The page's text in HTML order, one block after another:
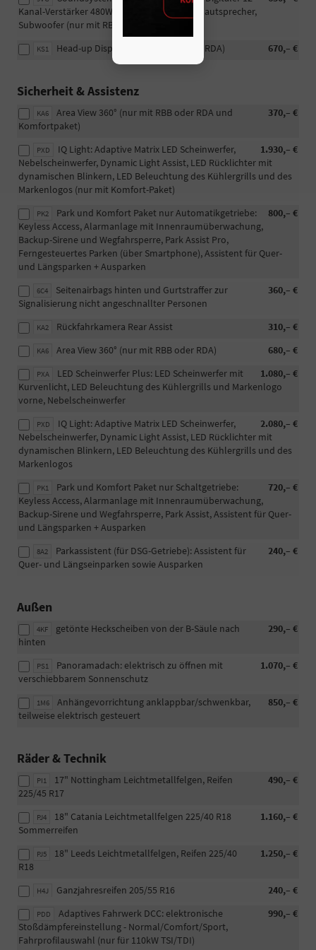
Kanal-Verstärker 480W, 8+1 Front- und Hecklautsprecher,
Subwoofer (nur mit RBB oder RDA)
KS1 670,– €
Head-up Display (nur mit RBB oder RDA)
Sicherheit & Assistenz
KA6 370,– €
Area View 360° (nur mit RBB oder RDA und
Komfortpaket)
PXD 1.930,– €
IQ Light: Adaptive Matrix LED Scheinwerfer,
Nebelscheinwerfer, Dynamic Light Assist, LED Rücklichter mit
dynamischen Blinkern, LED Beleuchtung des Kühlergrills und des
Markenlogos (nur mit Komfort-Paket)
PK2 800,– €
Park und Komfort Paket nur Automatikgetriebe:
Keyless Access, Alarmanlage mit Innenraumüberwachung,
Backup-Sirene und Wegfahrsperre, Park Assist Pro,
Ferngesteuertes Parken (über Smartphone), Assistent für Quer-
und Längsparken + Ausparken
6C4 360,– €
Seitenairbags hinten und Gurtstraffer zur
Signalisierung nicht angeschnallter Personen
KA2 310,– €
Rückfahrkamera Rear Assist
KA6 680,– €
Area View 360° (nur mit RBB oder RDA)
PXA 1.080,– €
LED Scheinwerfer Plus: LED Scheinwerfer mit
Kurvenlicht, LED Beleuchtung des Kühlergrills und Markenlogo
vorne, Nebelscheinwerfer
PXD 2.080,– €
IQ Light: Adaptive Matrix LED Scheinwerfer,
Nebelscheinwerfer, Dynamic Light Assist, LED Rücklichter mit
dynamischen Blinkern, LED Beleuchtung des Kühlergrills und des
Markenlogos
PK1 720,– €
Park und Komfort Paket nur Schaltgetriebe:
Keyless Access, Alarmanlage mit Innenraumüberwachung,
Backup-Sirene und Wegfahrsperre, Park Assist, Assistent für Quer-
und Längsparken + Ausparken
8A2 240,– €
Parkassistent (für DSG-Getriebe): Assistent für
Quer- und Längseinparken sowie Ausparken
Außen
4KF 290,– €
getönte Heckscheiben von der B-Säule nach
hinten
PS1 1.070,– €
Panoramadach: elektrisch zu öffnen mit
verschiebbarem Sonnenschutz
1M6 850,– €
Anhängevorrichtung anklappbar/schwenkbar,
teilweise elektrisch gesteuert
Räder & Technik
PI1 490,– €
17" Nottingham Leichtmetallfelgen, Reifen
225/45 R17
PJ4 1.160,– €
18" Catania Leichtmetallfelgen 225/40 R18
Sommerreifen
PJ5 1.250,– €
18" Leeds Leichtmetallfelgen, Reifen 225/40
R18
H4J 240,– €
Ganzjahresreifen 205/55 R16
PDD 990,– €
Adaptives Fahrwerk DCC: elektronische
Stoßdämpfereinstellung - Normal/Comfort/Sport,
Fahrprofilauswahl (nur für 110kW TSI/TDI)